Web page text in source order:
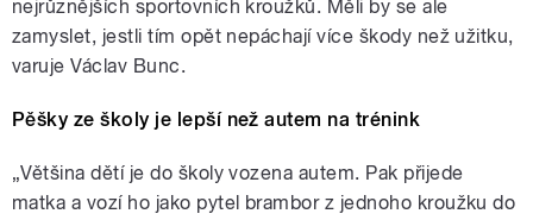
nejrůznějších sportovních kroužků. Měli by se ale
zamyslet, jestli tím opět nepáchají více škody než užitku,
varuje Václav Bunc.
Pěšky ze školy je lepší než autem na trénink
„Většina dětí je do školy vozena autem. Pak přijede
matka a vozí ho jako pytel brambor z jednoho kroužku do